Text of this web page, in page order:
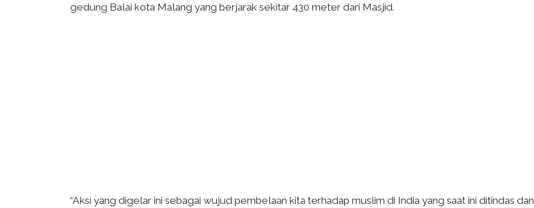
gedung Balai kota Malang yang berjarak sekitar 430 meter dari Masjid.
“Aksi yang digelar ini sebagai wujud pembelaan kita terhadap muslim di India yang saat ini ditindas dan